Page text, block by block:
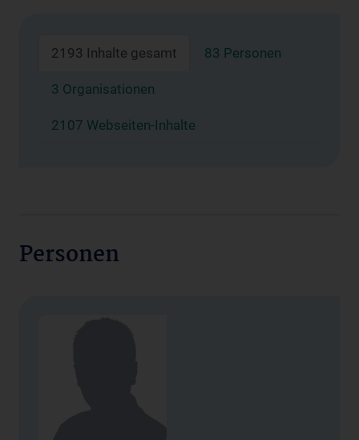
2193 Inhalte gesamt 83 Personen
3 Organisationen
2107 Webseiten-Inhalte
Personen